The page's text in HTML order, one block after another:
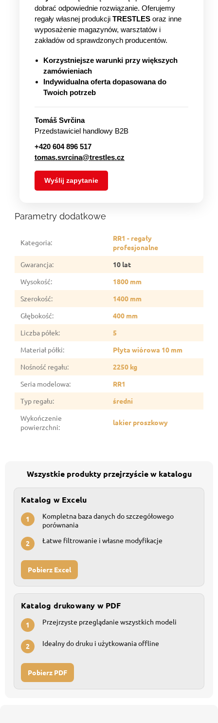
dobrać odpowiednie rozwiązanie. Oferujemy
regały własnej produkcji TRESTLES oraz inne
wyposażenie magazynów, warsztatów i
zakładów od sprawdzonych producentów.
Korzystniejsze warunki przy większych
zamówieniach
Indywidualna oferta dopasowana do
Twoich potrzeb
Tomáš Svrčina
Przedstawiciel handlowy B2B
+420 604 896 517
tomas.svrcina@trestles.cz
Wyślij zapytanie
Parametry dodatkowe
Kategoria:
RR1 - regały
profesjonalne
Gwarancja:
10 lat
Wysokość:
1800 mm
Szerokość:
1400 mm
Głębokość:
400 mm
Liczba półek:
5
Materiał półki:
Płyta wiórowa 10 mm
Nośność regału:
2250 kg
Seria modelowa:
RR1
Typ regału:
średni
Wykończenie
powierzchni:
lakier proszkowy
Wszystkie produkty przejrzyście w katalogu
Katalog w Excelu
1
Kompletna baza danych do szczegółowego
porównania
2 Łatwe filtrowanie i własne modyfikacje
Pobierz Excel
Katalog drukowany w PDF
1 Przejrzyste przeglądanie wszystkich modeli
2 Idealny do druku i użytkowania offline
Pobierz PDF